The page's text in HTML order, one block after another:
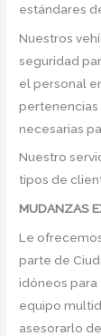
estándares
Nuestros
seguridad
el personal
pertenencias
necesarias
Nuestro
tipos de
MUDANZAS
Le
parte de
idóneos para
equipo
asesorarlo